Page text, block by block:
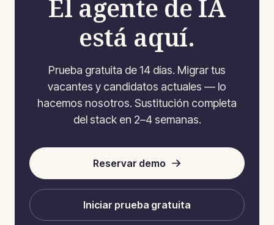
El agente de IA
está aquí.
Prueba gratuita de 14 días. Migrar tus
vacantes y candidatos actuales — lo
hacemos nosotros. Sustitución completa
del stack en 2–4 semanas.
Reservar demo
Iniciar prueba gratuita